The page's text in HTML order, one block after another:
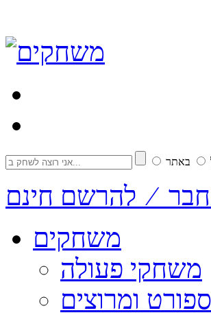
באתר
⁄ להרשם חינם
משחקים
משחקי פעולה
ומרוצים